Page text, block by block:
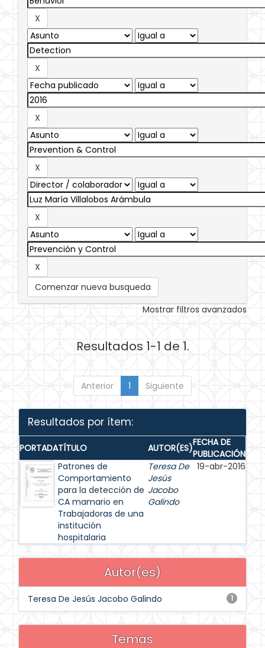
Comenzar nueva busqueda
Mostrar filtros avanzados
Resultados 1-1 de 1.
Anterior 1 Siguiente
Resultados por ítem:
PORTADATÍTULO AUTOR(ES)FECHA DE
PUBLICACIÓN
Patrones de
Comportamiento
para la detección de
CA mamario en
Trabajadoras de una
institución
hospitalaria
Teresa De
Jesús
Jacobo
Galindo
19-abr-2016
Autor(es)
1
Teresa De Jesús Jacobo Galindo
Temas